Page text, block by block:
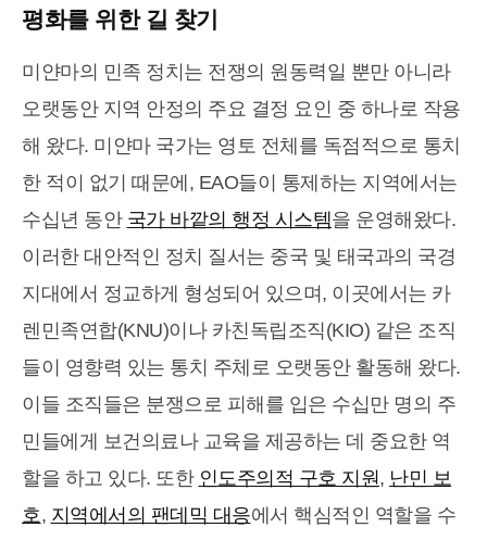
평화를 위한 길 찾기
미얀마의 민족 정치는 전쟁의 원동력일 뿐만 아니라
오랫동안 지역 안정의 주요 결정 요인 중 하나로 작용
해 왔다. 미얀마 국가는 영토 전체를 독점적으로 통치
한 적이 없기 때문에, EAO들이 통제하는 지역에서는
수십년 동안 국가 바깥의 행정 시스템을 운영해왔다.
이러한 대안적인 정치 질서는 중국 및 태국과의 국경
지대에서 정교하게 형성되어 있으며, 이곳에서는 카
렌민족연합(KNU)이나 카친독립조직(KIO) 같은 조직
들이 영향력 있는 통치 주체로 오랫동안 활동해 왔다.
이들 조직들은 분쟁으로 피해를 입은 수십만 명의 주
민들에게 보건의료나 교육을 제공하는 데 중요한 역
할을 하고 있다. 또한 인도주의적 구호 지원, 난민 보
호, 지역에서의 팬데믹 대응에서 핵심적인 역할을 수